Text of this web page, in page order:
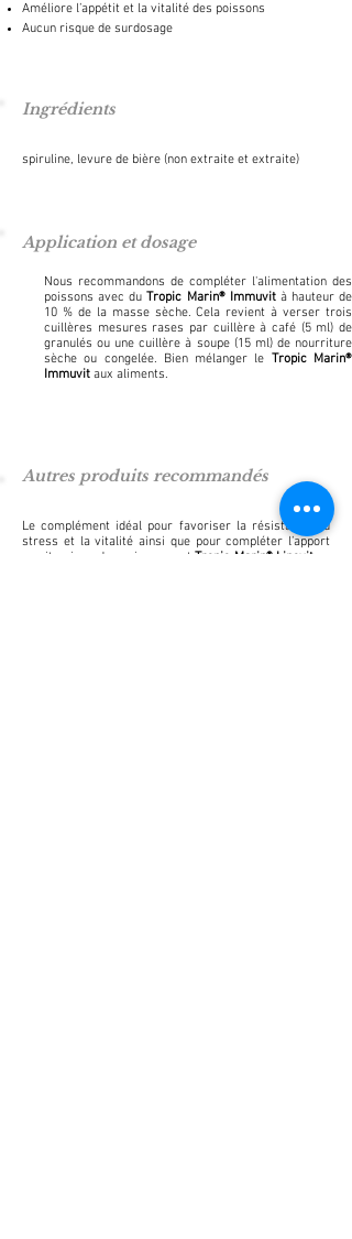
Améliore l’appétit et la vitalité des poissons
Aucun risque de surdosage
Ingrédients
spiruline, levure de bière (non extraite et extraite)
Application et dosage
Nous recommandons de compléter l'alimentation des
poissons avec duTropic Marin® Immuvità hauteur de
10 % de la masse sèche. Cela revient à verser trois
cuillères mesures rases par cuillère à café (5 ml) de
granulés ou une cuillère à soupe (15 ml) de nourriture
sèche ou congelée. Bien mélanger le Tropic Marin®
Immuvit aux aliments.
Autres produits recommandés
Le complément idéal pour favoriser la résistance au
stress et la vitalité ainsi que pour compléter l’apport
en vitamines des poissons estTropic Marin® Lipovit